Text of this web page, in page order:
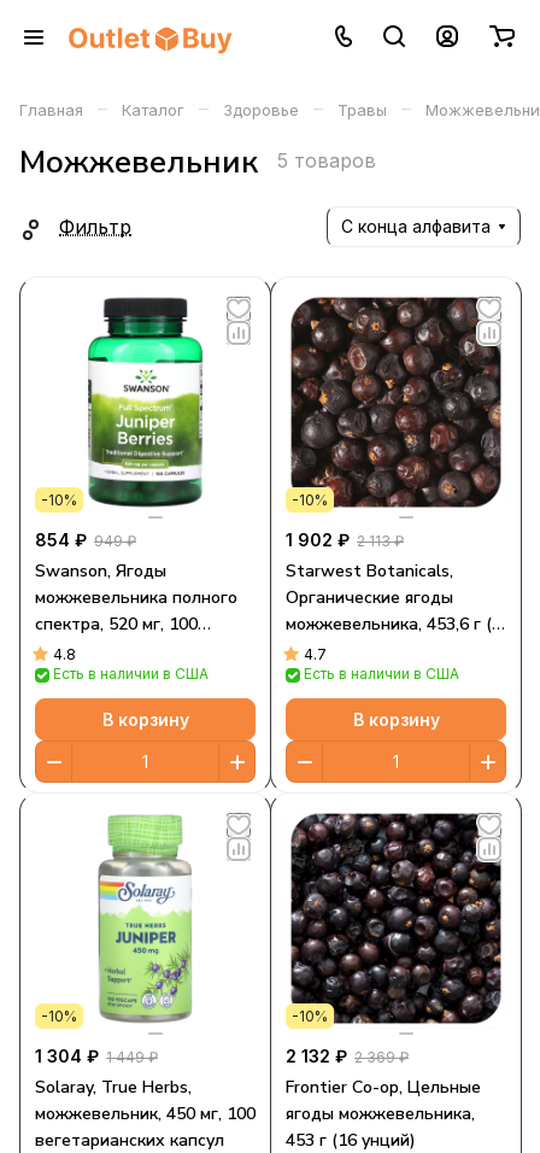
Главная – Каталог – Здоровье – Травы –
Можжевельник 5 товаров
Фильтр С конца алфавита
-10%
854 ₽ 949 ₽
Swanson, Ягоды
можжевельника полного
спектра, 520 мг, 100
капсул
4.8
Есть в наличии в США
В корзину
-10%
1 902 ₽ 2 113 ₽
Starwest Botanicals,
Органические ягоды
можжевельника, 453,6 г (1
фунт)
4.7
Есть в наличии в США
В корзину
-10%
1 304 ₽ 1 449 ₽
Solaray, True Herbs,
можжевельник, 450 мг, 100
вегетарианских капсул
-10%
2 132 ₽ 2 369 ₽
Frontier Co-op, Цельные
ягоды можжевельника,
453 г (16 унций)